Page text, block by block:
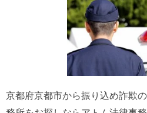
京都府京都市から振り込め詐欺